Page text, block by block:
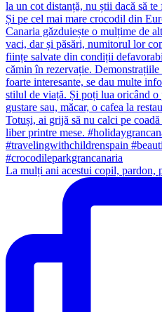
La mulți ani acestui copil, pardon,